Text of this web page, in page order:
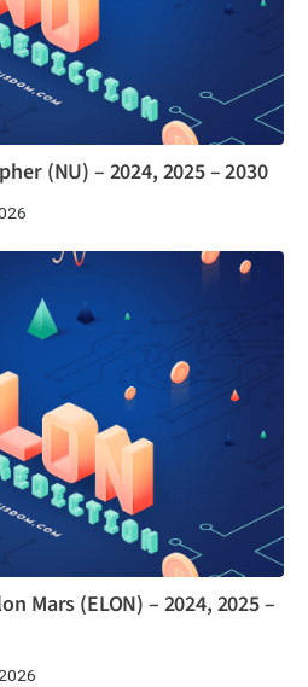
(NU) – 2024, 2025 – 2030
Mars (ELON) – 2024, 2025 –